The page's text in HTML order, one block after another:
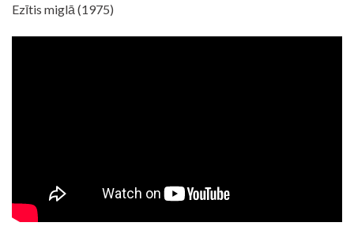
Ezītis miglā (1975)